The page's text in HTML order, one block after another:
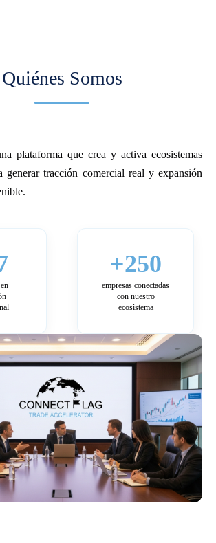
Quiénes Somos
plataforma que crea y activa ecosistemas
generar tracción comercial real y expansión
+250
empresas conectadas
con nuestro
ecosistema